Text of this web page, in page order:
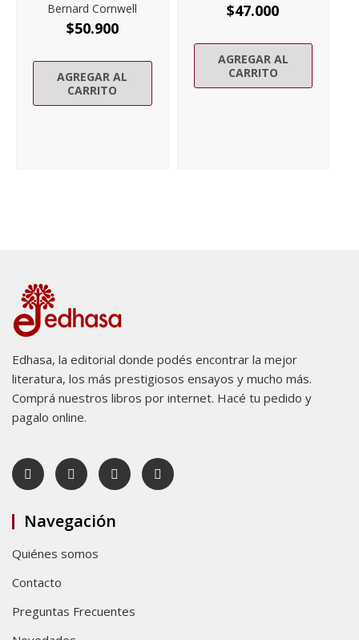
Bernard Cornwell
$50.900
AGREGAR AL
CARRITO
$47.000
AGREGAR AL
CARRITO
Edhasa, la editorial donde podés encontrar la mejor
literatura, los más prestigiosos ensayos y mucho más.
Comprá nuestros libros por internet. Hacé tu pedido y
pagalo online.
Navegación
Quiénes somos
Contacto
Preguntas Frecuentes